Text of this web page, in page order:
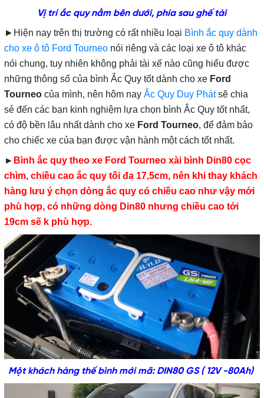
Vị trí ắc quy nằm bên dưới, phía sau ghế tài
► Hiện nay trên thị trường có rất nhiều loại Bình ắc quy dành
cho xe ô tô Ford Tourneonói riêng và các loại xe ô tô khác
nói chung, tuy nhiên không phải tài xế nào cũng hiểu được
những thông số của bình Ắc Quy tốt dành cho xe Ford
Tourneo của mình, nên hôm nay Ắc Quy Duy Phátsẽ chia
sẻ đến các bạn kinh nghiệm lựa chọn bình Ắc Quy tốt nhất,
có độ bền lâu nhất dành cho xe Ford Tourneo, để đảm bảo
cho chiếc xe của bạn được vận hành một cách tốt nhất.
► Bình ắc quy theo xe Ford Tourneo xài bình Din80 cọc
chìm, chiều cao ắc quy tối đa 17,5cm, nên khi thay khách
hàng lưu ý chọn dòng ắc quy có chiều cao như vậy mới
phù hợp, có những dòng Din80 nhưng chiều cao tới
19cm sẽ k phù hợp.
Một khách hàng thế bình mới mã: DIN80 GS ( 12V -80Ah)